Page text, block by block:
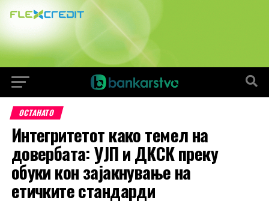
ОСТАНАТО
Интегритетот како темел на
довербата: УЈП и ДКСК преку
обуки кон зајакнување на
етичките стандарди